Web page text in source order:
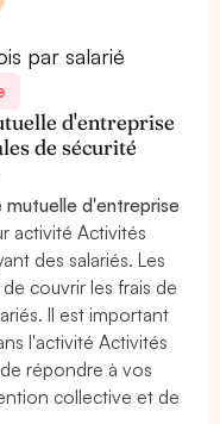
par salarié
d'entreprise
de sécurité
mutuelle d'entreprise
activité Activités
des salariés. Les
couvrir les frais de
Il est important
l'activité Activités
répondre à vos
collective et de